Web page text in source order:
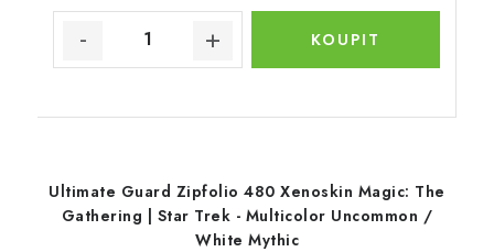
Ultimate Guard Zipfolio 480 Xenoskin Magic: The
Gathering | Star Trek - Multicolor Uncommon /
White Mythic